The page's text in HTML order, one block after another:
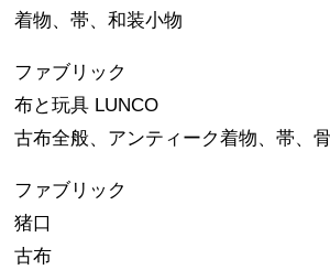
着物、帯、和装小物
ファブリック
布と玩具 LUNCO
古布全般、アンティーク着物、帯、
ファブリック
猪口
古布